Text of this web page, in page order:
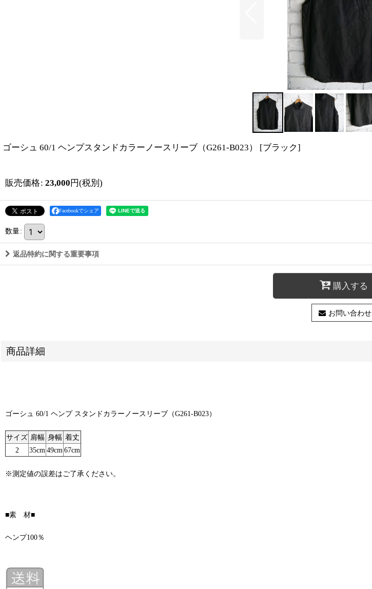
ゴーシュ 60/1 ヘンプスタンドカラーノースリーブ（G261-B023） [ブラック]
販売価格: 23,000 円(税別)
Facebookでシェア
数量:
返品特約に関する重要事項
購入する
お問い合わせ
商品詳細
ゴーシュ 60/1 ヘンプ スタンドカラーノースリーブ（G261-B023）
サイズ 肩幅 身幅 着丈
2
35cm 49cm 67cm
※測定値の誤差はご了承ください。
■素 材■
ヘンプ100％